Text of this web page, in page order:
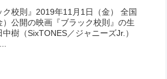
ク校則』2019年11月1日（金） 全国
公開の映画『ブラック校則』の生
樹（SixTONES／ジャニーズJr.）